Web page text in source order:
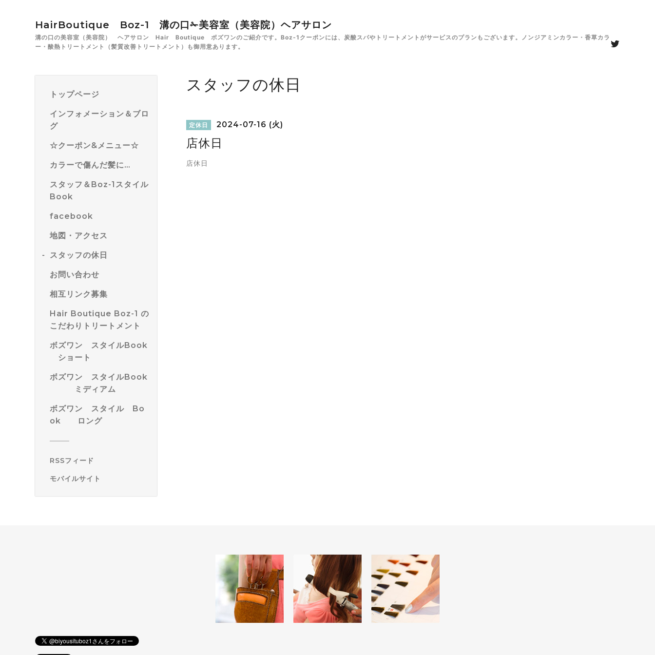
HairBoutique Boz-1 溝の口✁美容室（美容院）ヘアサロン
溝の口の美容室（美容院） ヘアサロン Hair Boutique ボズワンのご紹介です。Boz-1クーポンには、炭酸スパやトリートメントがサービスのプランもございます。ノンジアミンカラー・香草カラ
ー・酸熱トリートメント（髪質改善トリートメント）も御用意あります。
トップページ
インフォメーション＆ブロ
グ
☆クーポン&メニュー☆
カラーで傷んだ髪に…
スタッフ＆Boz-1スタイル
Book
facebook
地図・アクセス
スタッフの休日
お問い合わせ
相互リンク募集
Hair Boutique Boz-1 の
こだわりトリートメント
ボズワン スタイルBook
ショート
ボズワン スタイルBook
ミディアム
ボズワン スタイル Bo
ok ロング
RSSフィード
モバイルサイト
スタッフの休日
定休日 2024-07-16 (火)
店休日
店休日